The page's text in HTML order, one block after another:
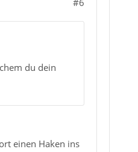
#6
du dein
einen Haken ins